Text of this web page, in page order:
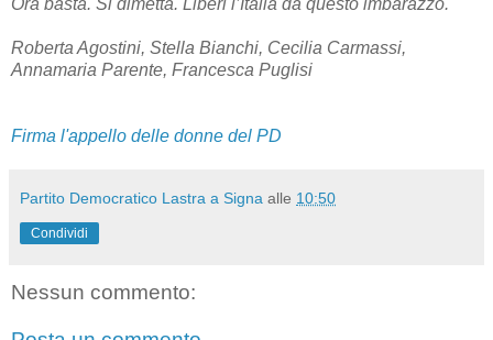
Roberta Agostini, Stella Bianchi, Cecilia Carmassi,
Annamaria Parente, Francesca Puglisi
Firma l'appello delle donne del PD
Partito Democratico Lastra a Signa alle 10:50
Condividi
Nessun commento: